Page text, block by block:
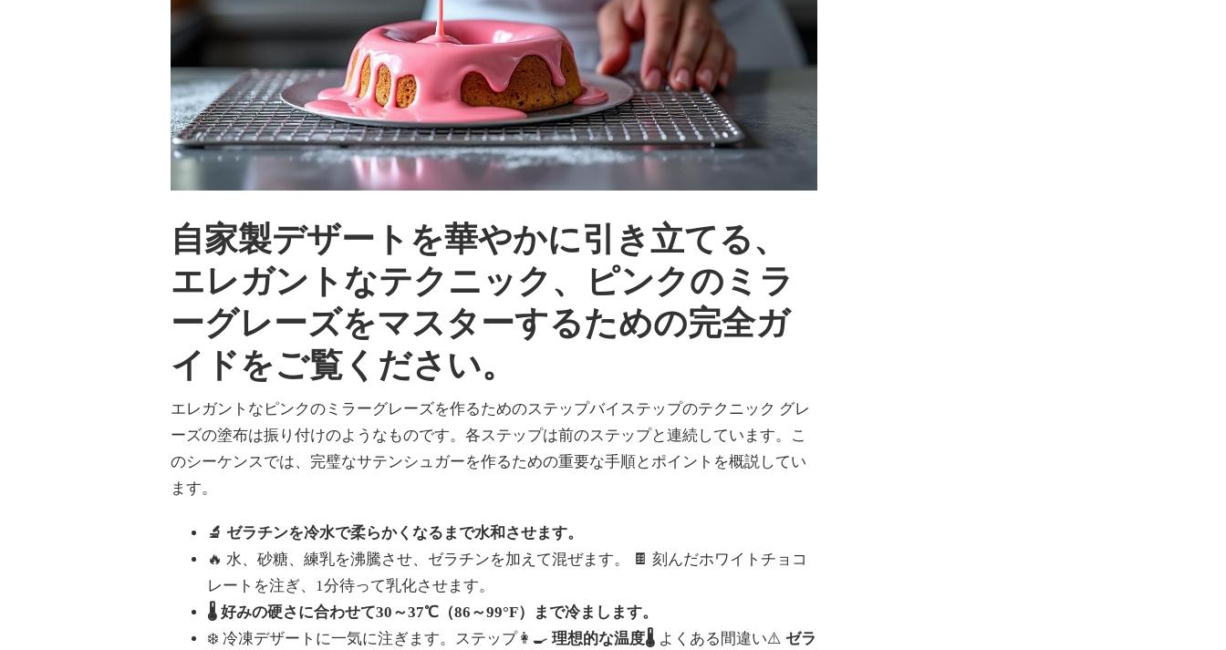
自家製デザートを華やかに引き立てる、
エレガントなテクニック、ピンクのミラ
ーグレーズをマスターするための完全ガ
イドをご覧ください。
エレガントなピンクのミラーグレーズを作るためのステップバイステップのテクニック グレ
ーズの塗布は振り付けのようなものです。各ステップは前のステップと連続しています。こ
のシーケンスでは、完璧なサテンシュガーを作るための重要な手順とポイントを概説してい
ます。
🔬 ゼラチンを冷水で柔らかくなるまで水和させます。
🔥 水、砂糖、練乳を沸騰させ、ゼラチンを加えて混ぜます。
🍫 刻んだホワイトチョコ
レートを注ぎ、1分待って乳化させます。
🌡️ 好みの硬さに合わせて30～37℃（86～99°F）まで冷まします。
❄️ 冷凍デザートに一気に注ぎます。ステップ👩‍🍳 理想的な温度🌡️ よくある間違い⚠️ ゼラ